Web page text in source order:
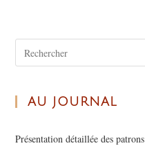
AU JOURNAL
Présentation détaillée des patrons